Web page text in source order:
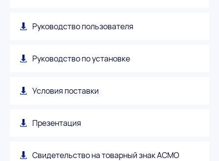
Руководство пользователя
Руководство по установке
Условия поставки
Презентация
Свидетельство на товарный знак АСМО